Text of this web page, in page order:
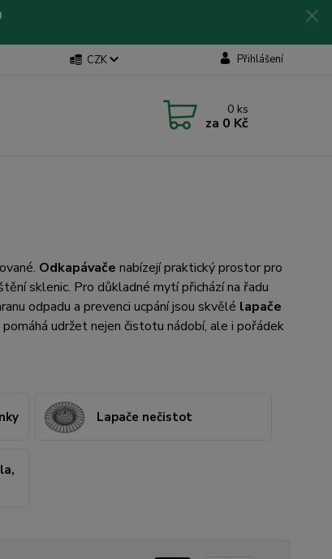
CZK Přihlášení
0 ks
za 0 Kč
Odkapávače nabízejí praktický prostor pro
sklenic. Pro důkladné mytí přichází na řadu
odpadu a prevenci ucpání jsou skvělé lapače
udržet nejen čistotu nádobí, ale i pořádek
Lapače nečistot